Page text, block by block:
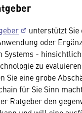
unterstützt Sie
oder
Systems -
zu
Sie eine grobe
für Sie Sinn
Ratgeber den